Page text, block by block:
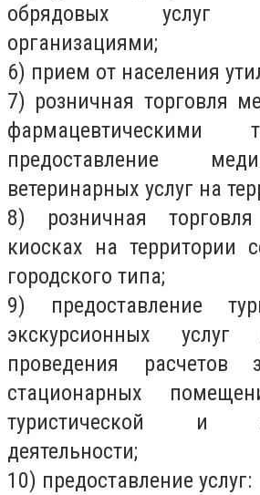
обрядовых услуг
организациями;
6) прием от населения
7) розничная торговля
предоставление
ветеринарных услуг на
8) розничная
киосках на территории
городского типа;
9) предоставление
экскурсионных
проведения расчетов
стационарных
туристической и
деятельности;
10) предоставление услуг: